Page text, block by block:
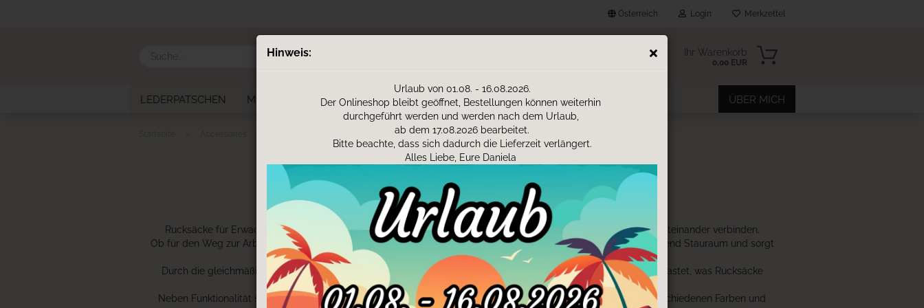
Hinweis:
Urlaub von 01.08. - 16.08.2026.
Der Onlineshop bleibt geöffnet, Bestellungen können weiterhin
durchgeführt werden und werden nach dem Urlaub,
ab dem 17.08.2026 bearbeitet.
Bitte beachte, dass sich dadurch die Lieferzeit verlängert.
Alles Liebe, Eure Daniela
Österreich Login
Konto erstellen
Passwort vergessen?
Merkzettel
Suche... Ihr Warenkorb
0,00 EUR
LEDERPATSCHEN MUTTER KIND PASS HÜLLEN (AT) SPARDOSEN HANDTÜCHER ÜBER MICH
Rucksäcke für Erwachsene
RUCKSÄCKE FÜR ERWACHSENE
Rucksäcke für Erwachsene – Praktische Begleiter für Alltag, Freizeit und Reisen
Rucksäcke für Erwachsene sind vielseitige Alltagsbegleiter, die Funktionalität, Komfort und modernes Design miteinander verbinden.
Ob für den Weg zur Arbeit, einen Stadtbummel, Ausflüge oder Reisen – ein hochwertiger Rucksack bietet ausreichend Stauraum und sorgt
gleichzeitig für angenehmen Tragekomfort.
Durch die gleichmäßige Gewichtsverteilung auf beide Schultern bleiben die Hände frei und der Rücken wird entlastet, was Rucksäcke
besonders praktisch für den täglichen Gebrauch macht.
Neben Funktionalität spielt auch das Design eine wichtige Rolle. Moderne Rucksäcke für Erwachsene sind in verschiedenen Farben und